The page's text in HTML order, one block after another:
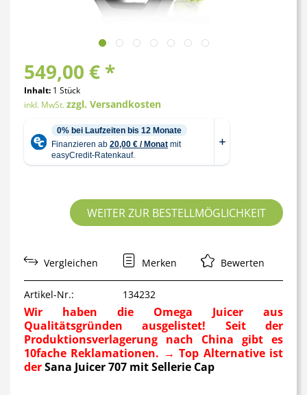
549,00 € *
Inhalt: 1 Stück
inkl. MwSt.zzgl. Versandkosten
WEITER ZUR BESTELLMÖGLICHKEIT
Vergleichen Merken Bewerten
Artikel-Nr.: 134232
Wir haben die Omega Juicer aus
Qualitätsgründen ausgelistet! Seit der
Produktionsverlagerung nach China gibt es
10fache Reklamationen. → Top Alternative ist
derSana Juicer 707 mit Sellerie Cap